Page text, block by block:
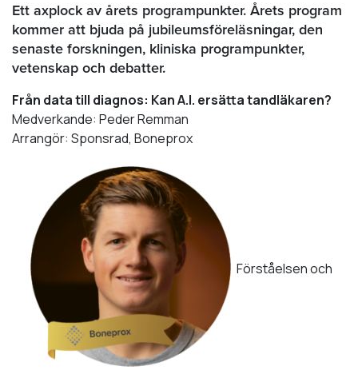
Ett axplock av årets programpunkter. Årets program
kommer att bjuda på jubileumsföreläsningar, den
senaste forskningen, kliniska programpunkter,
vetenskap och debatter.
Från data till diagnos: Kan A.I. ersätta tandläkaren?
Medverkande: Peder Remman
Arrangör: Sponsrad, Boneprox
Förståelsen och